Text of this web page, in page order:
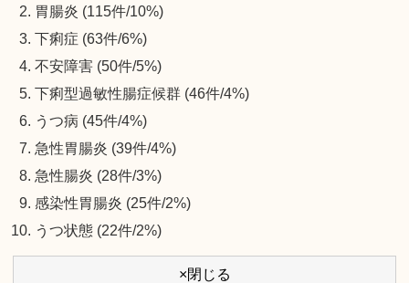
胃腸炎 (115件/10%)
下痢症 (63件/6%)
不安障害 (50件/5%)
下痢型過敏性腸症候群 (46件/4%)
うつ病 (45件/4%)
急性胃腸炎 (39件/4%)
急性腸炎 (28件/3%)
感染性胃腸炎 (25件/2%)
うつ状態 (22件/2%)
×閉じる